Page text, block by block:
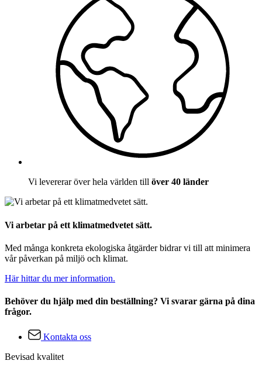
Vi levererar över hela världen till över 40 länder
Vi arbetar på ett klimatmedvetet sätt.
Med många konkreta ekologiska åtgärder bidrar vi till att minimera
vår påverkan på miljö och klimat.
Här hittar du mer information.
Behöver du hjälp med din beställning? Vi svarar gärna på dina
frågor.
Kontakta oss
Bevisad kvalitet